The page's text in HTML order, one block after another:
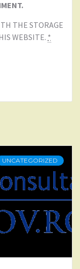
THE STORAGE
WEBSITE. *
UNCATEGORIZED